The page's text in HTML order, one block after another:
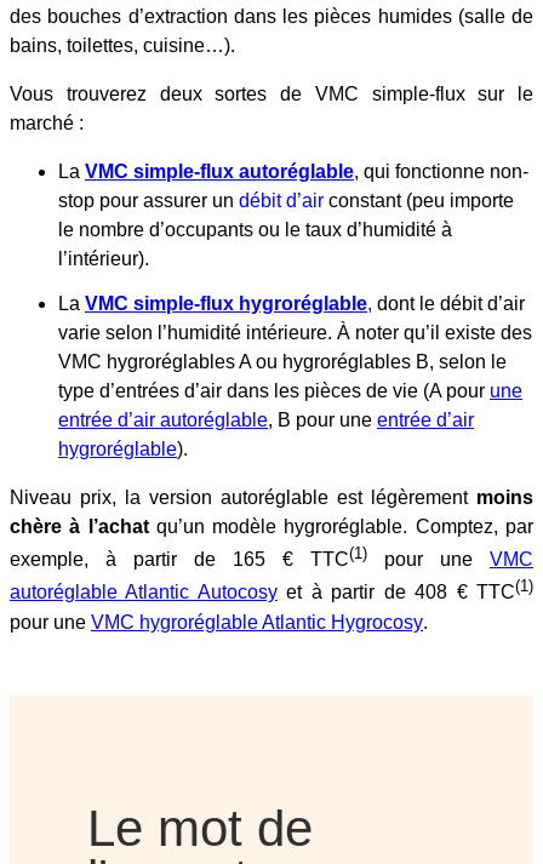
des bouches d’extraction dans les pièces humides (salle de
bains, toilettes, cuisine…).
Vous trouverez deux sortes de VMC simple-flux sur le
marché :
La VMC simple-flux autoréglable, qui fonctionne non-
stop pour assurer un débit d’air constant (peu importe
le nombre d’occupants ou le taux d’humidité à
l’intérieur).
La VMC simple-flux hygroréglable, dont le débit d’air
varie selon l’humidité intérieure. À noter qu’il existe des
VMC hygroréglables A ou hygroréglables B, selon le
type d’entrées d’air dans les pièces de vie (A pour une
entrée d’air autoréglable, B pour une entrée d’air
hygroréglable).
Niveau prix, la version autoréglable est légèrement moins
chère à l’achat qu’un modèle hygroréglable. Comptez, par
exemple, à partir de 165 € TTC(1) pour une VMC
autoréglable Atlantic Autocosyet à partir de 408 € TTC(1)
pour une VMC hygroréglable Atlantic Hygrocosy.
Le mot de